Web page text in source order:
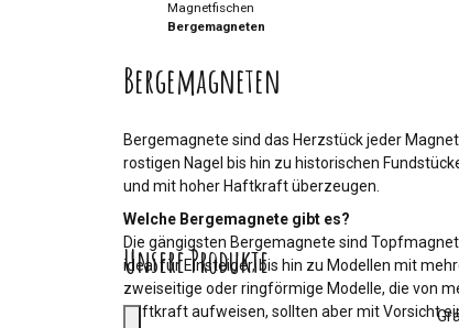
Magnetfischen
Bergemagneten
Bergemagneten
Bergemagnete sind das Herzstück jeder
rostigen Nagel bis hin zu historischen
und mit hoher Haftkraft überzeugen.
Welche Bergemagnete gibt es?
Die gängigsten Bergemagnete sind
ideal für Einsteiger, bis hin zu Modellen mit
zweiseitige oder ringförmige Modelle, die von
Haftkraft aufweisen, sollten aber mit Vorsicht
Unsere Produkte